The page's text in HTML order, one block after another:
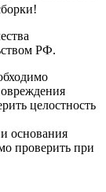
РФ.
целостность
основания
проверить при